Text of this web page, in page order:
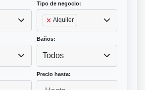
Tipo de negocio:
Alquiler
Baños:
Todos
Precio hasta: